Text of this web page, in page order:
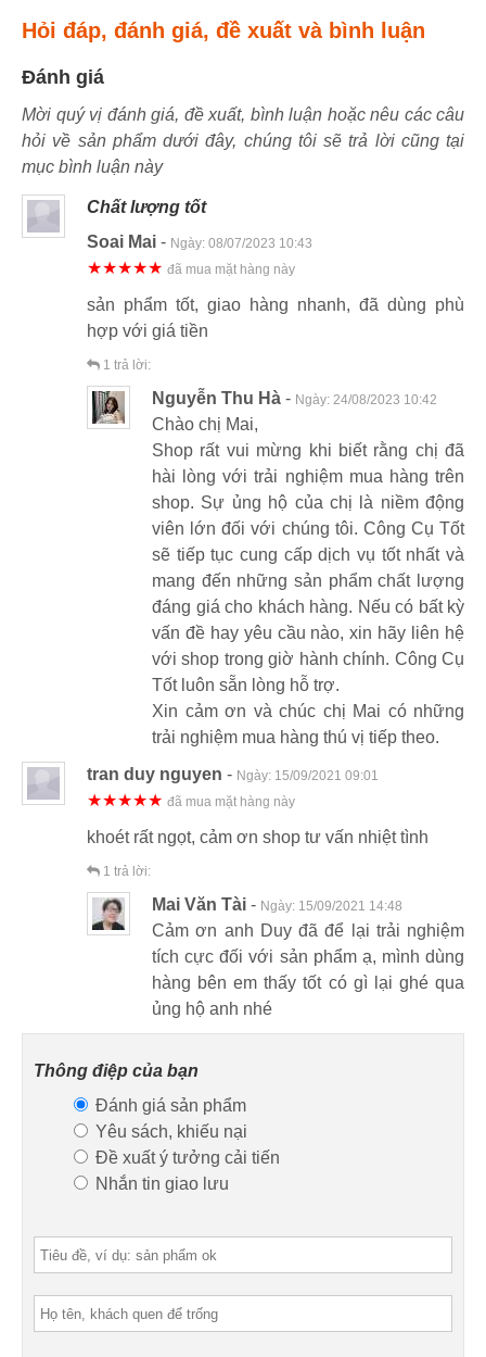
Hỏi đáp, đánh giá, đề xuất và bình luận
Đánh giá
Mời quý vị đánh giá, đề xuất, bình luận hoặc nêu các câu
hỏi về sản phẩm dưới đây, chúng tôi sẽ trả lời cũng tại
mục bình luận này
Chất lượng tốt
Soai Mai - Ngày: 08/07/2023 10:43
★★★★★ đã mua mặt hàng này
sản phẩm tốt, giao hàng nhanh, đã dùng phù
hợp với giá tiền
1 trả lời:
Nguyễn Thu Hà - Ngày: 24/08/2023 10:42
Chào chị Mai,
Shop rất vui mừng khi biết rằng chị đã
hài lòng với trải nghiệm mua hàng trên
shop. Sự ủng hộ của chị là niềm động
viên lớn đối với chúng tôi. Công Cụ Tốt
sẽ tiếp tục cung cấp dịch vụ tốt nhất và
mang đến những sản phẩm chất lượng
đáng giá cho khách hàng. Nếu có bất kỳ
vấn đề hay yêu cầu nào, xin hãy liên hệ
với shop trong giờ hành chính. Công Cụ
Tốt luôn sẵn lòng hỗ trợ.
Xin cảm ơn và chúc chị Mai có những
trải nghiệm mua hàng thú vị tiếp theo.
tran duy nguyen - Ngày: 15/09/2021 09:01
★★★★★ đã mua mặt hàng này
khoét rất ngọt, cảm ơn shop tư vấn nhiệt tình
1 trả lời:
Mai Văn Tài - Ngày: 15/09/2021 14:48
Cảm ơn anh Duy đã để lại trải nghiệm
tích cực đối với sản phẩm ạ, mình dùng
hàng bên em thấy tốt có gì lại ghé qua
ủng hộ anh nhé
Thông điệp của bạn
Đánh giá sản phẩm
Yêu sách, khiếu nại
Đề xuất ý tưởng cải tiến
Nhắn tin giao lưu